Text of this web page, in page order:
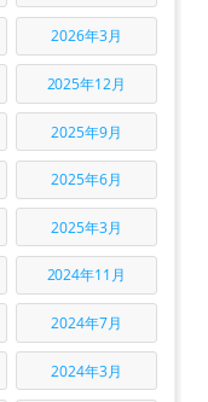
2026年3月
2025年12月
2025年9月
2025年6月
2025年3月
2024年11月
2024年7月
2024年3月